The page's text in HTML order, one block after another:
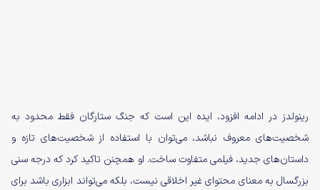
رینولدز در ادامه افزود، ایده‌ این است که جنگ ستارگان فقط محدود به
شخصیت‌های معروف نباشد، می‌توان با استفاده از شخصیت‌های تازه و
داستان‌های جدید، فیلمی متفاوت ساخت. او همچنن تاکید کرد که درجه سنی
بزرگسال به معنای محتوای غیر اخلاقی نیست، بلکه می‌تواند ابزاری باشد برای